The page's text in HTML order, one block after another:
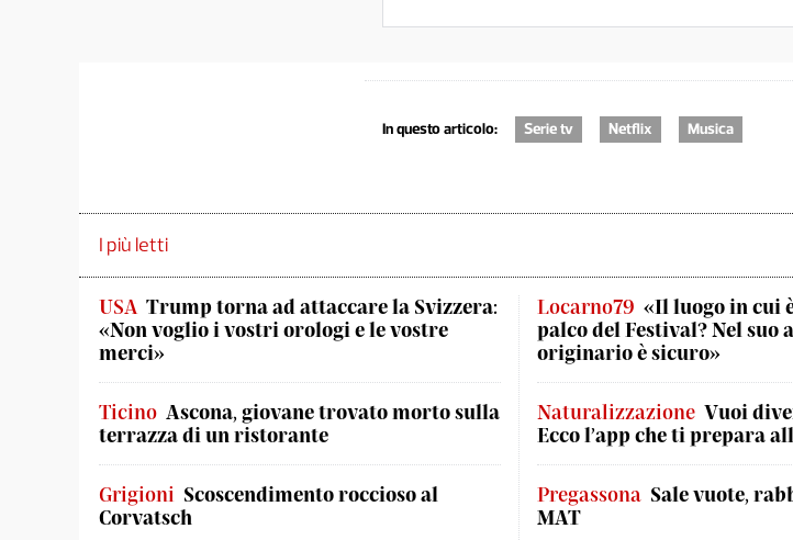
In questo articolo: Serie tv Netflix Musica
I più letti
USA Trump torna ad attaccare la Svizzera:
«Non voglio i vostri orologi e le vostre
merci»
Ticino Ascona, giovane trovato morto sulla
terrazza di un ristorante
Grigioni Scoscendimento roccioso al
Corvatsch
Locarno79 «Il luogo in cui
palco del Festival? Nel suo
originario è sicuro»
Naturalizzazione Vuoi
Ecco l’app che ti prepara
Pregassona Sale vuote,
MAT